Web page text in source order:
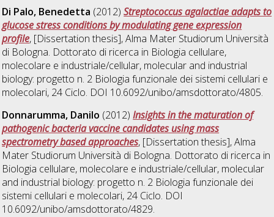
Di Palo, Benedetta (2012)Streptococcus agalactiae adapts to
glucose stress conditions by modulating gene expression
profile, [Dissertation thesis], Alma Mater Studiorum Università
di Bologna. Dottorato di ricerca in Biologia cellulare,
molecolare e industriale/cellular, molecular and industrial
biology: progetto n. 2 Biologia funzionale dei sistemi cellulari e
molecolari, 24 Ciclo. DOI 10.6092/unibo/amsdottorato/4805.
Donnarumma, Danilo (2012)Insights in the maturation of
pathogenic bacteria vaccine candidates using mass
spectrometry based approaches, [Dissertation thesis], Alma
Mater Studiorum Università di Bologna. Dottorato di ricerca in
Biologia cellulare, molecolare e industriale/cellular, molecular
and industrial biology: progetto n. 2 Biologia funzionale dei
sistemi cellulari e molecolari, 24 Ciclo. DOI
10.6092/unibo/amsdottorato/4829.